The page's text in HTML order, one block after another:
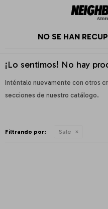
NO SE HAN
¡Lo sentimos! No hay
Inténtalo nuevamente con otros
secciones de nuestro catálogo.
Filtrando por: Sale